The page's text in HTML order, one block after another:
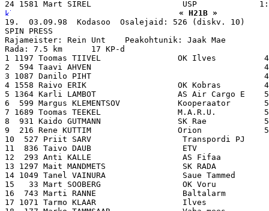
« H21B »
19.  03.09.98  Kodasoo  Osalejaid: 526 (diskv. 10)
SPIN PRESS
Rajameister: Rein Unt    Peakohtunik: Jaak Mae
Rada: 7.5 km      17 KP-d
1 1197 Toomas TIIVEL                OK Ilves
2  594 Taavi AHVEN
3 1087 Danilo PIHT
4 1558 Raivo ERIK                   OK Kobras
5 1364 Karli LAMBOT                 AS Air Cargo E
6  599 Margus KLEMENTSOV            Kooperaator
7 1689 Toomas TEEKEL                M.A.R.U.
8  931 Kaido GUTMANN                SK Rae
9  216 Rene KUTTIM                  Orion
10  527 Priit SARV                   Transpordi PJ
11  836 Taivo DAUB                   ETV
12  293 Anti KALLE                   AS Fifaa
13 1297 Mait MANDMETS                SK RADA
14 1049 Tanel VAINURA                Saue Tammed
15   33 Mart SOOBERG                 OK Voru
16  743 Marti RANNE                  Baltalarm
17 1071 Tarmo KLAAR                  Ilves